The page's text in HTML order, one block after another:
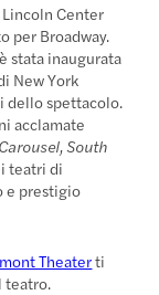
Center
per Broadway.
stata inaugurata
New York
dello spettacolo.
acclamate
South
teatri di
e prestigio
Theaterti
teatro.